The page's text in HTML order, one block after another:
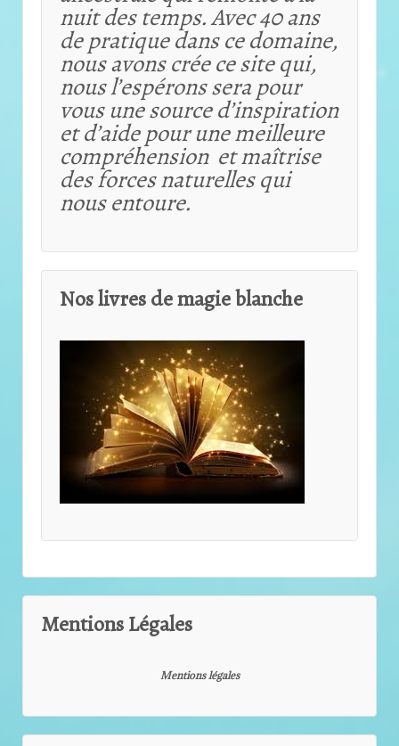
nuit des temps. Avec 40 ans
de pratique dans ce domaine,
nous avons crée ce site qui,
nous l’espérons sera pour
vous une source d’inspiration
et d’aide pour une meilleure
compréhension et maîtrise
des forces naturelles qui
nous entoure.
Nos livres de magie blanche
Mentions Légales
Mentions légales